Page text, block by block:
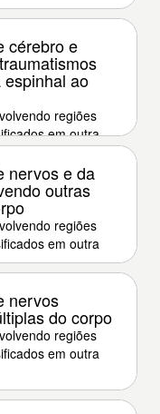
cérebro e
ao
regiões
em outra
nervos e da
outras
regiões
em outra
nervos
do corpo
regiões
em outra